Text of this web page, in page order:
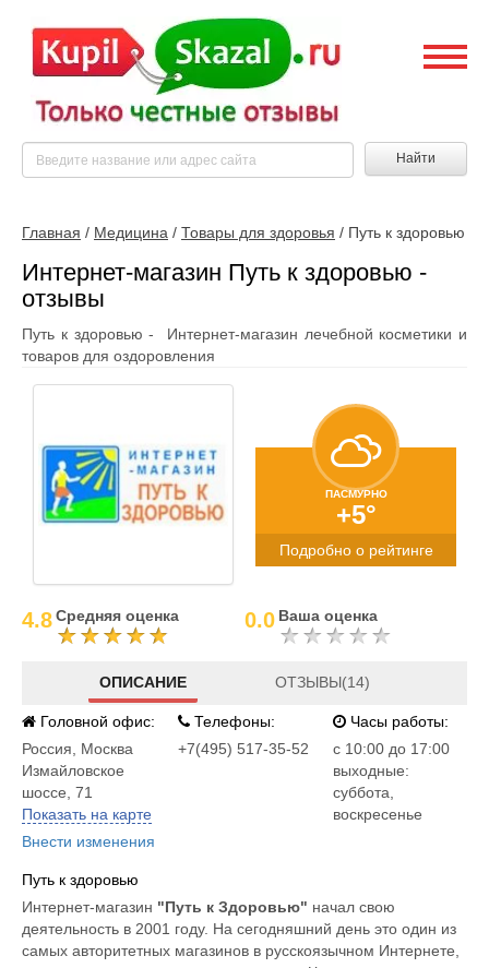
Найти
Главная / Медицина / Товары для здоровья / Путь к здоровью
Интернет-магазин Путь к здоровью -
отзывы
Путь к здоровью - Интернет-магазин лечебной косметики и
товаров для оздоровления
ПАСМУРНО
+5°
Подробно о рейтинге
4.8Средняя оценка 0.0 Ваша оценка
ОПИСАНИЕ ОТЗЫВЫ(14)
Головной офис:
Россия
Москва
Измайловское
шоссе, 71
Показать на карте
Внести изменения
Телефоны:
+7(495) 517-35-52
Часы работы:
c 10:00 до 17:00
выходные:
суббота,
воскресенье
Путь к здоровью
Интернет-магазин "Путь к Здоровью" начал свою
деятельность в 2001 году. На сегодняшний день это один из
самых авторитетных магазинов в русскоязычном Интернете,